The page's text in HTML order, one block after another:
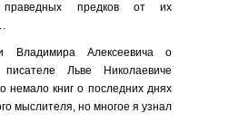
предков от их
Владимира Алексеевича о
Льве Николаевиче
немало книг о последних днях
мыслителя, но многое я узнал